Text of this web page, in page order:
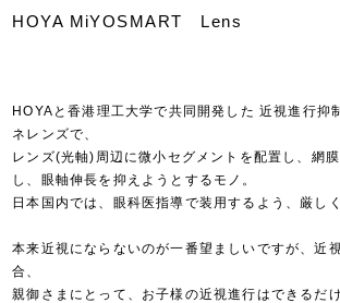
HOYA MiYOSMART Lens
HOYAと香港理工大学で共同開発した 近視進行抑
ネレンズで、
レンズ(光軸)周辺に微小セグメントを配置し、網
し、眼軸伸長を抑えようとするモノ。
日本国内では、眼科医指導で装用するよう、厳し
本来近視にならないのが一番望ましいですが、近
合、
親御さまにとって、お子様の近視進行はできるだ